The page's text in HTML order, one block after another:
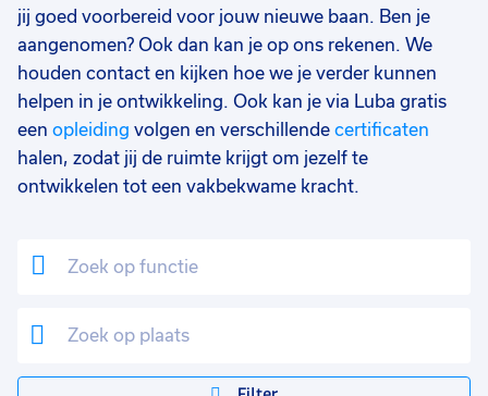
jij goed voorbereid voor jouw nieuwe baan. Ben je
aangenomen? Ook dan kan je op ons rekenen. We
houden contact en kijken hoe we je verder kunnen
helpen in je ontwikkeling. Ook kan je via Luba gratis
een opleiding volgen en verschillende certificaten
halen, zodat jij de ruimte krijgt om jezelf te
ontwikkelen tot een vakbekwame kracht.